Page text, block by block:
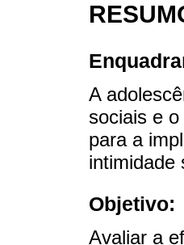
A
sociais e
para a
intimidade
Objetivo:
Avaliar a